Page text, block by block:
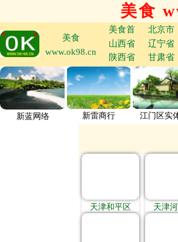
美食
美食
www.ok98.cn
美食首 北京市
山西省
辽宁省
陕西省
甘肃省
新蓝网络 新雷商行 江门区实
天津和平区 天津